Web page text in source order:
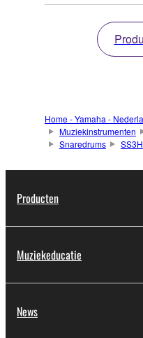
Home - Yamaha -
Muziekinstrumenten
Snaredrums
SS3H
Producten
Muziekeducatie
News